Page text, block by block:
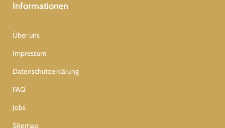
Informationen
Über uns
Impressum
Datenschutzerklärung
FAQ
Jobs
Sitemap